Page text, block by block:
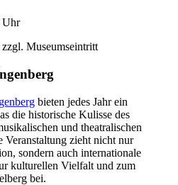
Uhr
Museumseintritt
bieten jedes Jahr ein
die historische Kulisse des
und theatralischen
Veranstaltung zieht nicht nur
sondern auch internationale
kulturellen Vielfalt und zum
bei.